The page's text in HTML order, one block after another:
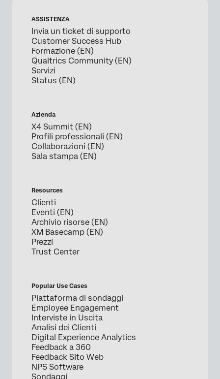
ASSISTENZA
Invia un ticket di supporto
Customer Success Hub
Formazione (EN)
Qualtrics Community (EN)
Servizi
Status (EN)
Azienda
X4 Summit (EN)
Profili professionali (EN)
Collaborazioni (EN)
Sala stampa (EN)
Resources
Clienti
Eventi (EN)
Archivio risorse (EN)
XM Basecamp (EN)
Prezzi
Trust Center
Popular Use Cases
Piattaforma di sondaggi
Employee Engagement
Interviste in Uscita
Analisi dei Clienti
Digital Experience Analytics
Feedback a 360
Feedback Sito Web
NPS Software
Sondaggi